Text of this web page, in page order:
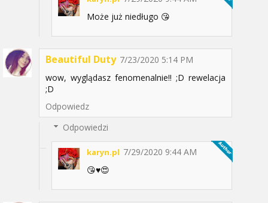
Może już niedługo 😘
Beautiful Duty 7/23/2020 5:14 PM
wow, wyglądasz fenomenalnie!! ;D rewelacja
;D
Odpowiedz
Odpowiedzi
karyn.pl 7/29/2020 9:44 AM
😘♥️😍